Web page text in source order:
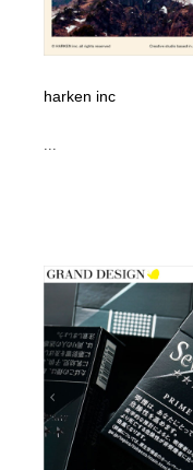
harken inc